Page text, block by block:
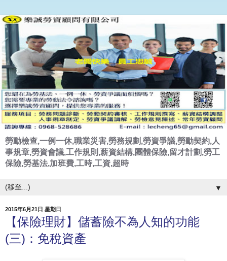
勞動檢查,一例一休,職業災害,勞務規劃,勞資爭議,勞動契約,人
事規章,勞資會議,工作規則,薪資結構,團體保險,留才計劃,勞工
保險,勞基法,加班費,工時,工資,超時
▼
2015年6月21日 星期日
【保險理財】儲蓄險不為人知的功能
(三)：免稅資產